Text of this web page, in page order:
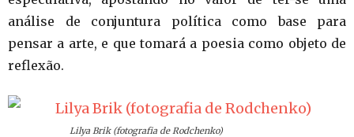
análise de conjuntura política como base para
pensar a arte, e que tomará a poesia como objeto de
reflexão.
Lilya Brik (fotografia de Rodchenko)